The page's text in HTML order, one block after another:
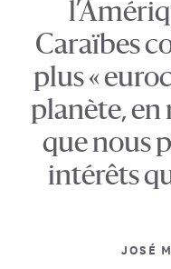
Caraïbes
plus «
planète, en
que nous
intérêts
JOSÉ